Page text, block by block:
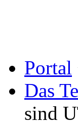
Portal
Das
sind